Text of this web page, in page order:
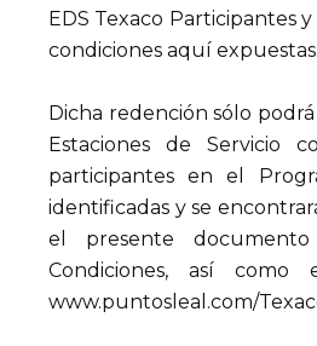
EDS Texaco Participantes
condiciones aquí expuestas.
Dicha redención sólo
Estaciones de Servicio
participantes en el
identificadas y se
el presente
Condiciones, así
www.puntosleal.com/